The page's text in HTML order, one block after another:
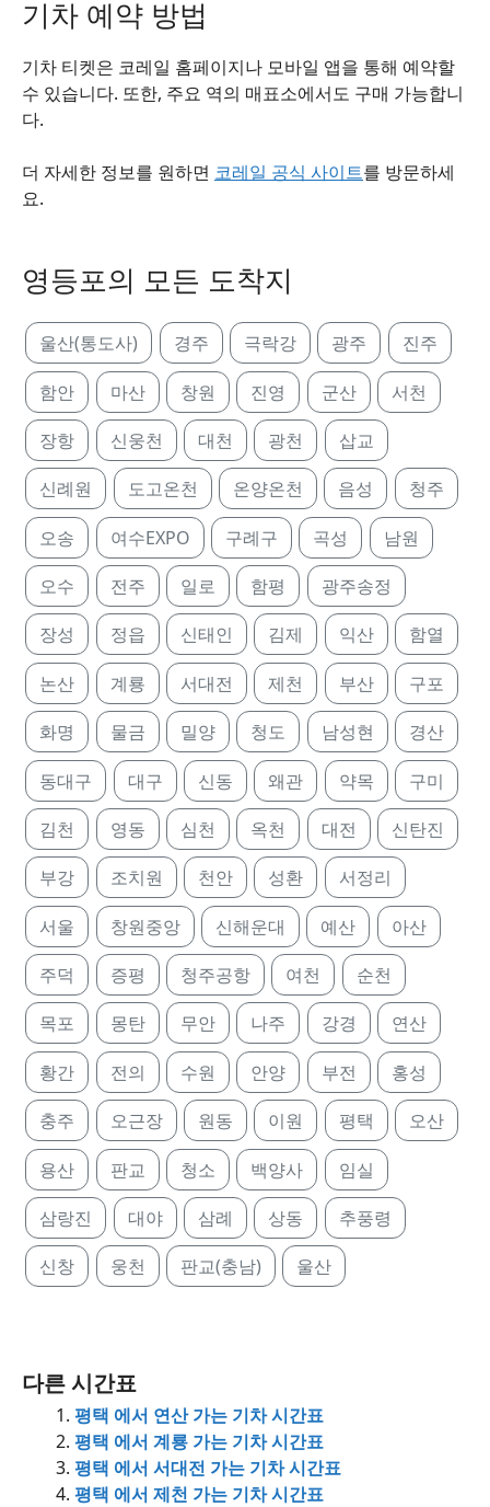
기차 예약 방법
기차 티켓은 코레일 홈페이지나 모바일 앱을 통해 예약할
수 있습니다. 또한, 주요 역의 매표소에서도 구매 가능합니
다.
더 자세한 정보를 원하면 코레일 공식 사이트를 방문하세
요.
영등포의 모든 도착지
울산(통도사) 경주 극락강 광주 진주
함안 마산 창원 진영 군산 서천
장항 신웅천 대천 광천 삽교
신례원 도고온천 온양온천 음성 청주
오송 여수EXPO 구례구 곡성 남원
오수 전주 일로 함평 광주송정
장성 정읍 신태인 김제 익산 함열
논산 계룡 서대전 제천 부산 구포
화명 물금 밀양 청도 남성현 경산
동대구 대구 신동 왜관 약목 구미
김천 영동 심천 옥천 대전 신탄진
부강 조치원 천안 성환 서정리
서울 창원중앙 신해운대 예산 아산
주덕 증평 청주공항 여천 순천
목포 몽탄 무안 나주 강경 연산
황간 전의 수원 안양 부전 홍성
충주 오근장 원동 이원 평택 오산
용산 판교 청소 백양사 임실
삼랑진 대야 삼례 상동 추풍령
신창 웅천 판교(충남) 울산
다른 시간표
평택 에서 연산 가는 기차 시간표
평택 에서 계룡 가는 기차 시간표
평택 에서 서대전 가는 기차 시간표
평택 에서 제천 가는 기차 시간표